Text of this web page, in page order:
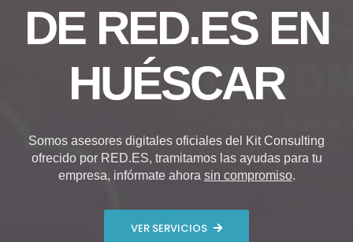
DE RED.ES EN
HUÉSCAR
Somos asesores digitales oficiales del Kit Consulting
ofrecido por RED.ES, tramitamos las ayudas para tu
empresa, infórmate ahora sin compromiso.
VER SERVICIOS